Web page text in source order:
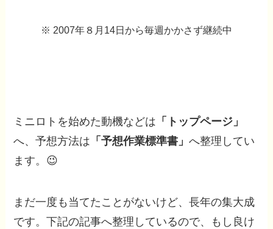
※ 2007年８月14日から毎週かかさず継続中
ミニロトを始めた動機などは 「トップページ」
へ、予想方法は 「予想作業標準書」へ整理してい
ます。😉
まだ一度も当てたことがないけど、長年の集大成
です。下記の記事へ整理しているので、もし良け